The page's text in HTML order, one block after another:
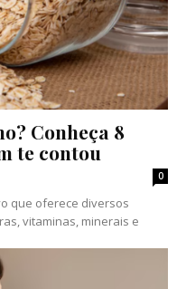
Conheça 8
te contou
0
que oferece diversos
vitaminas, minerais e